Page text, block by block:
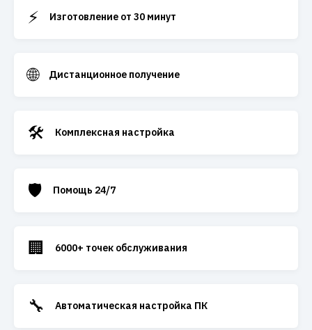
⚡ Изготовление от 30 минут
🌐 Дистанционное получение
🛠️ Комплексная настройка
🛡️ Помощь 24/7
🏢 6000+ точек обслуживания
🔧 Автоматическая настройка ПК